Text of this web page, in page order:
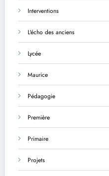
Interventions
L'écho des anciens
Lycée
Maurice
Pédagogie
Première
Primaire
Projets